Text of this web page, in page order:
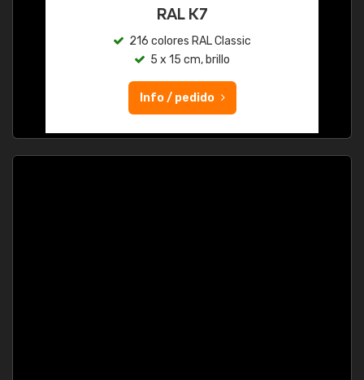
RAL K7
216 colores RAL Classic
5 x 15 cm, brillo
Info / pedido